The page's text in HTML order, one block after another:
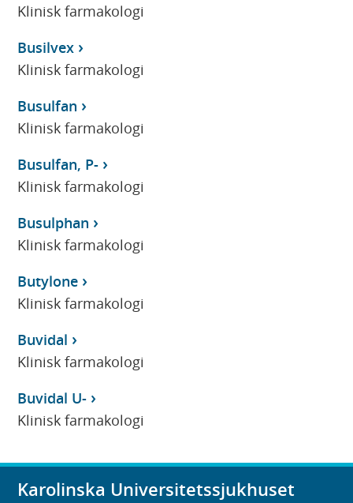
Klinisk farmakologi
Busilvex
Klinisk farmakologi
Busulfan
Klinisk farmakologi
Busulfan, P-
Klinisk farmakologi
Busulphan
Klinisk farmakologi
Butylone
Klinisk farmakologi
Buvidal
Klinisk farmakologi
Buvidal U-
Klinisk farmakologi
Karolinska Universitetssjukhuset